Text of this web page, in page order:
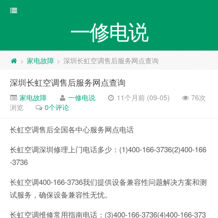
一修电说
> 家电故障 > 深圳长虹空调售后服务网点查询
深圳长虹空调售后服务网点查询
家电故障 一修电说 11个月前 (09-05)
76次
浏览
0个评论
长虹空调售后全国各中心服务网点电话
长虹空调深圳修理上门电话多少：(1)400-166-3736(2)400-166
-3736
长虹空调400-166-3736我们提供设备兼容性问题解决方案和测
试服务，确保设备兼容性无忧。
长虹空调维修常用指南电话：(3)400-166-3736(4)400-166-373